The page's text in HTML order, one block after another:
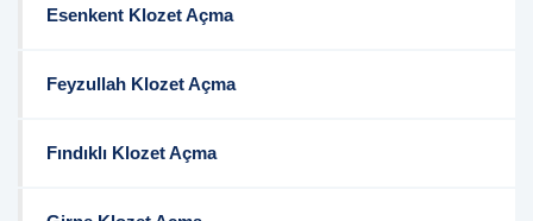
Esenkent Klozet Açma
Feyzullah Klozet Açma
Fındıklı Klozet Açma